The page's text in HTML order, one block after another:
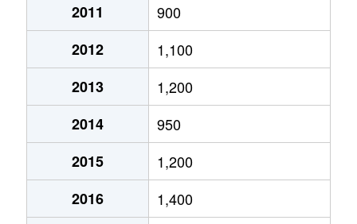
月寒西１条
1,600万円
月寒西１条
1,400万円
月寒西１条
1,100万円
月寒西２条
2,000万円
月寒西３条
1,800万円
月寒西３条
1,500万円
2011
900
2012
1,100
2013
1,200
2014
950
2015
1,200
2016
1,400